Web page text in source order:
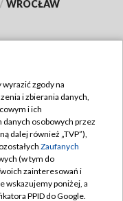
/ WROCŁAW
zgody na
i zbierania danych,
i ich
osobowych przez
dalej również „TVP”),
Zaufanych
(w tym do
zainteresowań i
wskazujemy poniżej, a
PPID do Google.